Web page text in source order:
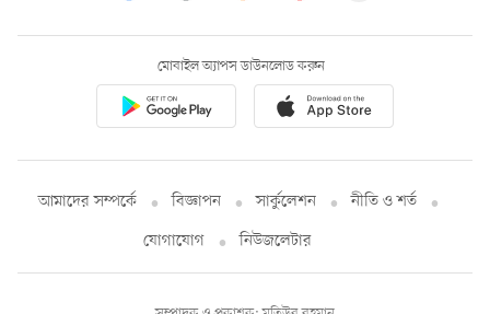
মোবাইল অ্যাপস ডাউনলোড করুন
আমাদের সম্পর্কে বিজ্ঞাপন সার্কুলেশন
নীতি ও শর্ত
যোগাযোগ
নিউজলেটার